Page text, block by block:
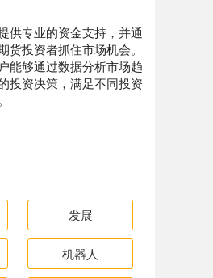
供专业的资金支持，并通
货投资者抓住市场机会。
能够通过数据分析市场趋
投资决策，满足不同投资
发展
机器人